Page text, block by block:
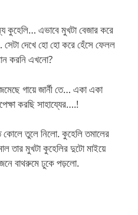
কুহেলি… এভাবে মুখটা বেজার করে
সেটা দেখে হো হো করে হেঁসে ফেলল
করনি এখনো?
গায়ে জার্নী তে… একা একা
করছি সাহায্যের….!
তুলে নিলো. কুহেলি তমালের
তার মুখটা কুহেলির দুটো মাইয়ে
বাথরুমে ঢুকে পড়লো.